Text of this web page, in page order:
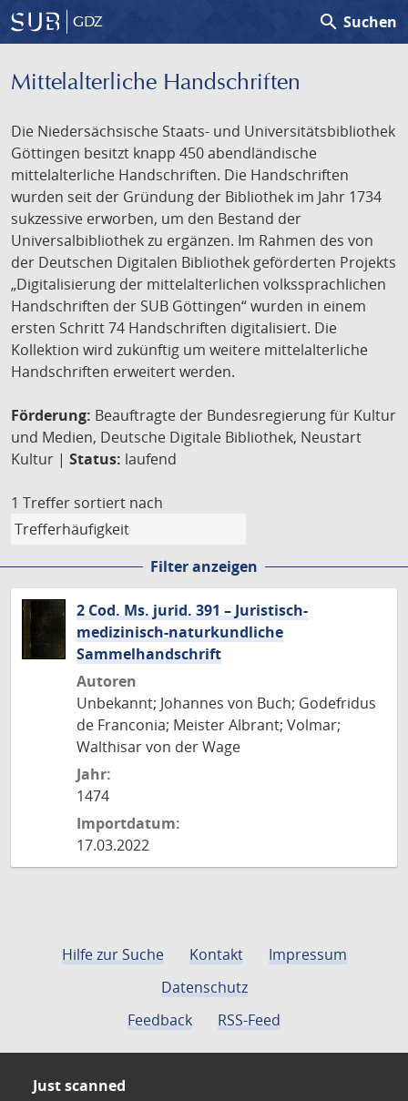
GDZ search Suchen
Mittelalterliche Handschriften
Die Niedersächsische Staats- und Universitätsbibliothek
Göttingen besitzt knapp 450 abendländische
mittelalterliche Handschriften. Die Handschriften
wurden seit der Gründung der Bibliothek im Jahr 1734
sukzessive erworben, um den Bestand der
Universalbibliothek zu ergänzen. Im Rahmen des von
der Deutschen Digitalen Bibliothek geförderten Projekts
„Digitalisierung der mittelalterlichen volkssprachlichen
Handschriften der SUB Göttingen“ wurden in einem
ersten Schritt 74 Handschriften digitalisiert. Die
Kollektion wird zukünftig um weitere mittelalterliche
Handschriften erweitert werden.
Förderung: Beauftragte der Bundesregierung für Kultur
und Medien, Deutsche Digitale Bibliothek, Neustart
Kultur | Status: laufend
1 Treffer sortiert nach
Filter anzeigen
2 Cod. Ms. jurid. 391 – Juristisch-
medizinisch-naturkundliche
Sammelhandschrift
Autoren
Unbekannt; Johannes von Buch; Godefridus
de Franconia; Meister Albrant; Volmar;
Walthisar von der Wage
Jahr:
1474
Importdatum:
17.03.2022
Hilfe zur Suche Kontakt
Impressum
Datenschutz
Feedback
RSS-Feed
Just scanned